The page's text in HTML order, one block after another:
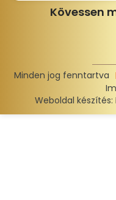
Kövessen
Minden jog fenntartva
Weboldal készítés: